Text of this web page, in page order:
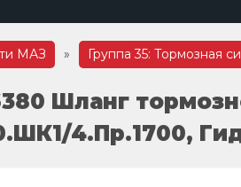
МАЗ » Группа 35: Тормозная
Шланг
4.Пр.1700,